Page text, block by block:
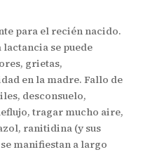
para el recién nacido.
lactancia se puede
grietas,
en la madre. Fallo de
desconsuelo,
tragar mucho aire,
ranitidina (y sus
manifiestan a largo